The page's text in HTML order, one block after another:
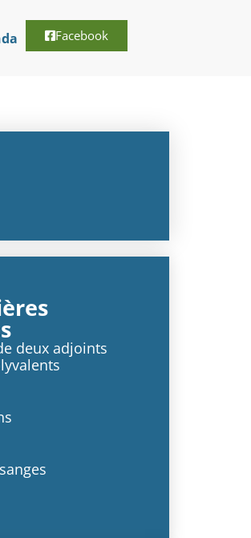
Facebook
deux adjoints